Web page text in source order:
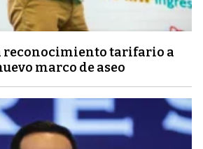
reconocimiento tarifario a
marco de aseo